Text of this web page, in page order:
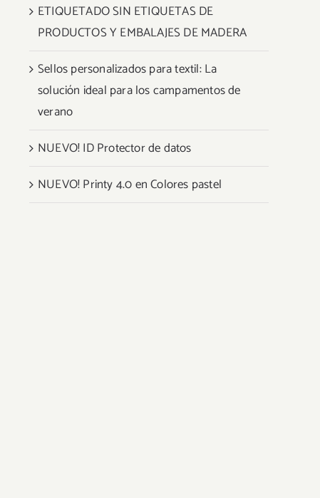
ETIQUETADO SIN ETIQUETAS DE
PRODUCTOS Y EMBALAJES DE MADERA
Sellos personalizados para textil: La
solución ideal para los campamentos de
verano
NUEVO! ID Protector de datos
NUEVO! Printy 4.0 en Colores pastel